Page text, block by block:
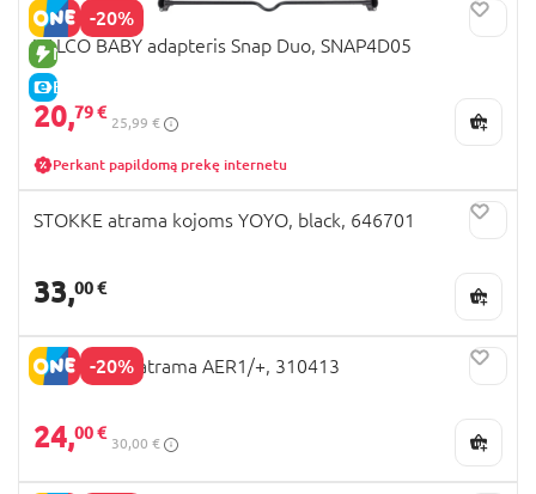
-20%
NAUJA PREKĖ
E-KAINA
VALCO BABY adapteris Snap Duo, SNAP4D05
20,79 €
25,99 €
Perkant papildomą prekę internetu
STOKKE atrama kojoms YOYO, black, 646701
33,00 €
-20%
JOOLZ kojų atrama AER1/+, 310413
24,00 €
30,00 €